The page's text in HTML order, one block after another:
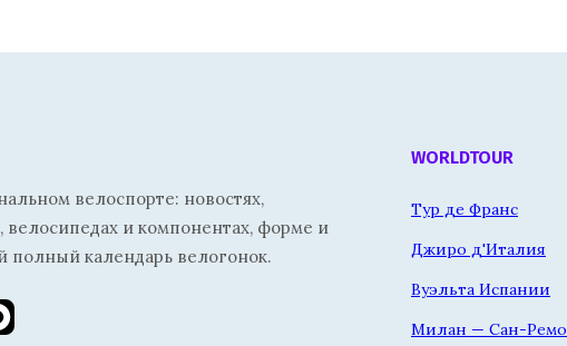
велоспорте: новостях,
велосипедах и компонентах, форме и
календарь велогонок.
WORLDTOUR
Тур де Франс
Джиро д'Италия
Вуэльта Испании
Милан — Сан-Ремо